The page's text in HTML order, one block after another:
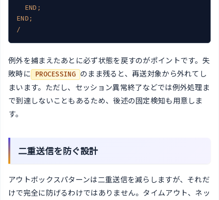
END;
END;
/
例外を捕まえたあとに必ず状態を戻すのがポイントです。失
敗時に
PROCESSING のまま残ると、再送対象から外れてし
まいます。ただし、セッション異常終了などでは例外処理ま
で到達しないこともあるため、後述の固定検知も用意しま
す。
二重送信を防ぐ設計
アウトボックスパターンは二重送信を減らしますが、それだ
けで完全に防げるわけではありません。タイムアウト、ネッ